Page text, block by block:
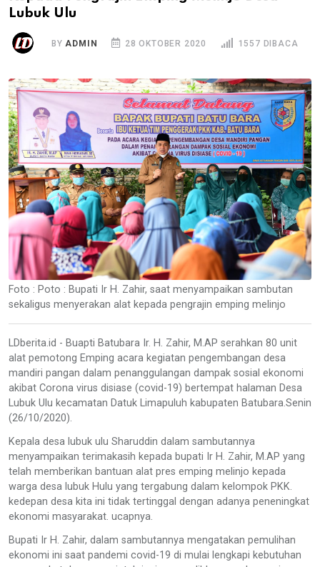
Lubuk Ulu
BY ADMIN 28 OKTOBER 2020 1557 DIBACA
Foto : Poto : Bupati Ir H. Zahir, saat menyampaikan sambutan
sekaligus menyerakan alat kepada pengrajin emping melinjo
LDberita.id - Buapti Batubara Ir. H. Zahir, M.AP serahkan 80 unit
alat pemotong Emping acara kegiatan pengembangan desa
mandiri pangan dalam penanggulangan dampak sosial ekonomi
akibat Corona virus disiase (covid-19) bertempat halaman Desa
Lubuk Ulu kecamatan Datuk Limapuluh kabupaten Batubara.Senin
(26/10/2020).
Kepala desa lubuk ulu Sharuddin dalam sambutannya
menyampaikan terimakasih kepada bupati Ir H. Zahir, M.AP yang
telah memberikan bantuan alat pres emping melinjo kepada
warga desa lubuk Hulu yang tergabung dalam kelompok PKK.
kedepan desa kita ini tidak tertinggal dengan adanya peneningkat
ekonomi masyarakat. ucapnya.
Bupati Ir H. Zahir, dalam sambutannya mengatakan pemulihan
ekonomi ini saat pandemi covid-19 di mulai lengkapi kebutuhan